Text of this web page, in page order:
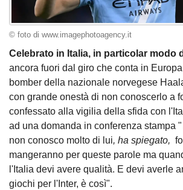
© foto di www.imagephotoagency.it
Celebrato in Italia, in particolar modo
ancora fuori dal giro che conta in
bomber della nazionale norvegese
con grande onestà di non conoscerlo a
confessato alla vigilia della sfida con
ad una domanda in conferenza stampa
non conosco molto di lui, ha spiegato,
mangeranno per queste parole ma
l'Italia devi avere qualità. E devi averle
giochi per l'Inter, è così".